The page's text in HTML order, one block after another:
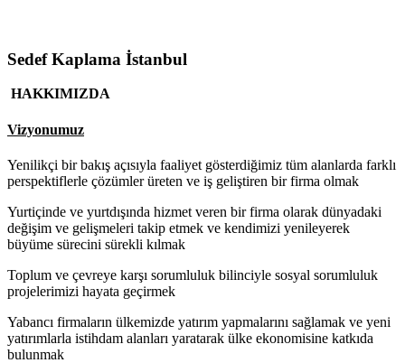
Sedef Kaplama İstanbul
HAKKIMIZDA
Vizyonumuz
Yenilikçi bir bakış açısıyla faaliyet gösterdiğimiz tüm alanlarda farklı
perspektiflerle çözümler üreten ve iş geliştiren bir firma olmak
Yurtiçinde ve yurtdışında hizmet veren bir firma olarak dünyadaki
değişim ve gelişmeleri takip etmek ve kendimizi yenileyerek
büyüme sürecini sürekli kılmak
Toplum ve çevreye karşı sorumluluk bilinciyle sosyal sorumluluk
projelerimizi hayata geçirmek
Yabancı firmaların ülkemizde yatırım yapmalarını sağlamak ve yeni
yatırımlarla istihdam alanları yaratarak ülke ekonomisine katkıda
bulunmak